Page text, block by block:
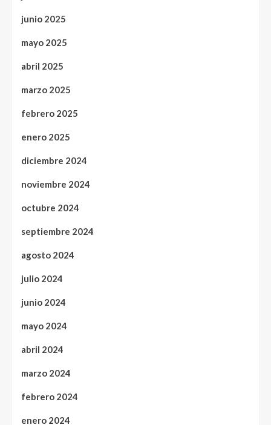
junio 2025
mayo 2025
abril 2025
marzo 2025
febrero 2025
enero 2025
diciembre 2024
noviembre 2024
octubre 2024
septiembre 2024
agosto 2024
julio 2024
junio 2024
mayo 2024
abril 2024
marzo 2024
febrero 2024
enero 2024